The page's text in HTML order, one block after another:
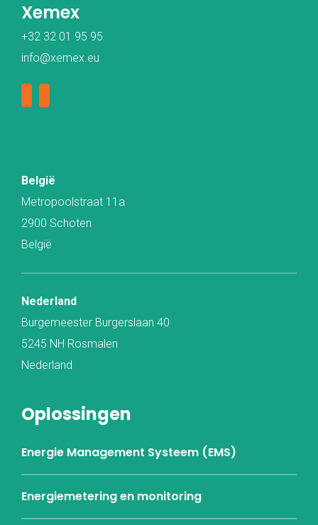
Xemex
+32 32 01 95 95
info@xemex.eu
België
Metropoolstraat 11a
2900 Schoten
België
Nederland
Burgemeester Burgerslaan 40
5245 NH Rosmalen
Nederland
Oplossingen
Energie Management Systeem (EMS)
Energiemetering en monitoring